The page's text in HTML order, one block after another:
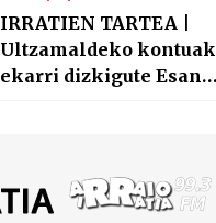
IRRATIEN TARTEA |
Ultzamaldeko kontuak
ekarri dizkigute Esan